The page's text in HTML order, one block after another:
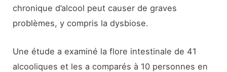
chronique d’alcool peut causer de graves
problèmes, y compris la dysbiose.
Une étude a examiné la flore intestinale de 41
alcooliques et les a comparés à 10 personnes en